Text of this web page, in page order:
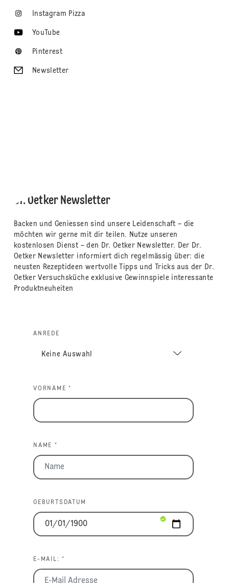
Instagram Pizza
YouTube
Pinterest
Newsletter
Dr. Oetker Newsletter
Backen und Geniessen sind unsere Leidenschaft – die
möchten wir gerne mit dir teilen. Nutze unseren
kostenlosen Dienst – den Dr. Oetker Newsletter. Der Dr.
Oetker Newsletter informiert dich regelmässig über: die
neusten Rezeptideen wertvolle Tipps und Tricks aus der Dr.
Oetker Versuchsküche exklusive Gewinnspiele interessante
Produktneuheiten
ANREDE
VORNAME *
NAME *
GEBURTSDATUM
E-MAIL: *